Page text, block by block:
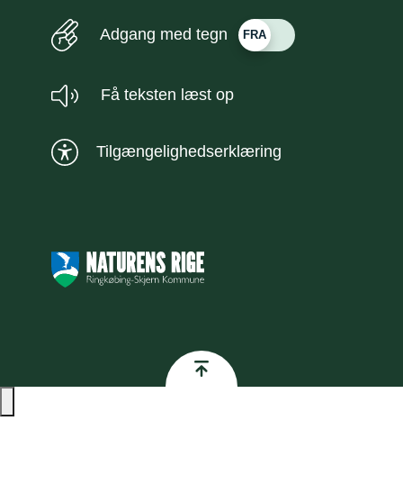
Adgang med tegn
Få teksten læst op
Tilgængelighedserklæring